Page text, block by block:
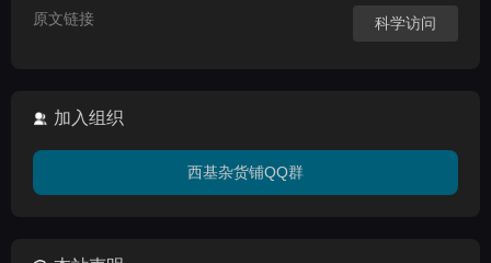
原文链接 科学访问
加入组织
西基杂货铺QQ群